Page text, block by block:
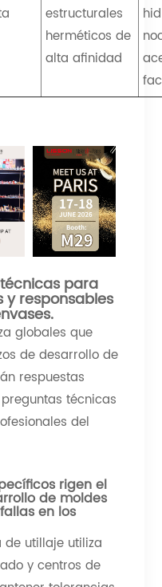
estructurales
herméticos de
alta afinidad
para
y responsables
globales que
de desarrollo de
respuestas
técnicas
del
rigen el
de moldes
en los
de utillaje utiliza
y centros de